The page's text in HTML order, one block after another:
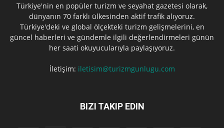
Türkiye'nin en popüler turizm ve seyahat gazetesi olarak,
dünyanın 70 farklı ülkesinden aktif trafik alıyoruz.
Türkiye'deki ve global ölçekteki turizm gelişmelerini, en
güncel haberleri ve gündemle ilgili değerlendirmeleri günün
her saati okuyucularıyla paylaşıyoruz.
İletişim: iletisim@turizmgunlugu.com
BIZI TAKIP EDIN